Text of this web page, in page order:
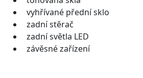
vyhřívané přední sklo
zadní stěrač
zadní světla LED
závěsné zařízení